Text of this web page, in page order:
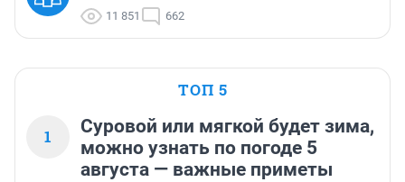
11 851 662
ТОП 5
1
Суровой или мягкой будет зима,
можно узнать по погоде 5
августа — важные приметы